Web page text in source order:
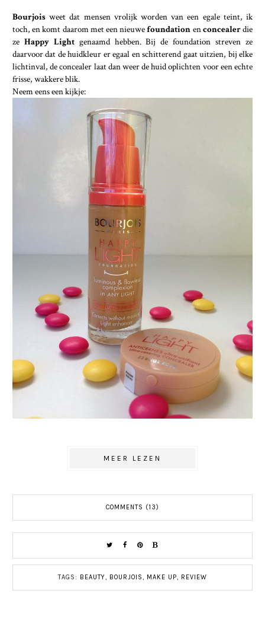
Bourjoisweet dat mensen vrolijk worden van een egale teint, ik
toch, en komt daarom met een nieuwefoundation enconcealerdie
ze Happy Lightgenaamd hebben. Bij de foundation streven ze
daarvoor dat de huidkleur er egaal en schitterend gaat uitzien, bij elke
lichtinval, de concealer laat dan weer de huid oplichten voor een echte
frisse, wakkere blik.
Neem eens een kijkje:
MEER LEZEN
COMMENTS (13)
TAGS: BEAUTY, BOURJOIS, MAKE UP, REVIEW